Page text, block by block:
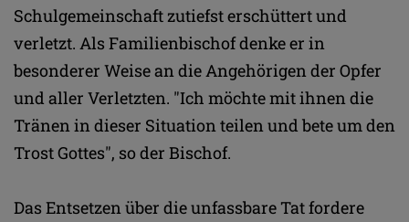
Schulgemeinschaft zutiefst erschüttert und
verletzt. Als Familienbischof denke er in
besonderer Weise an die Angehörigen der Opfer
und aller Verletzten. "Ich möchte mit ihnen die
Tränen in dieser Situation teilen und bete um den
Trost Gottes", so der Bischof.
Das Entsetzen über die unfassbare Tat fordere